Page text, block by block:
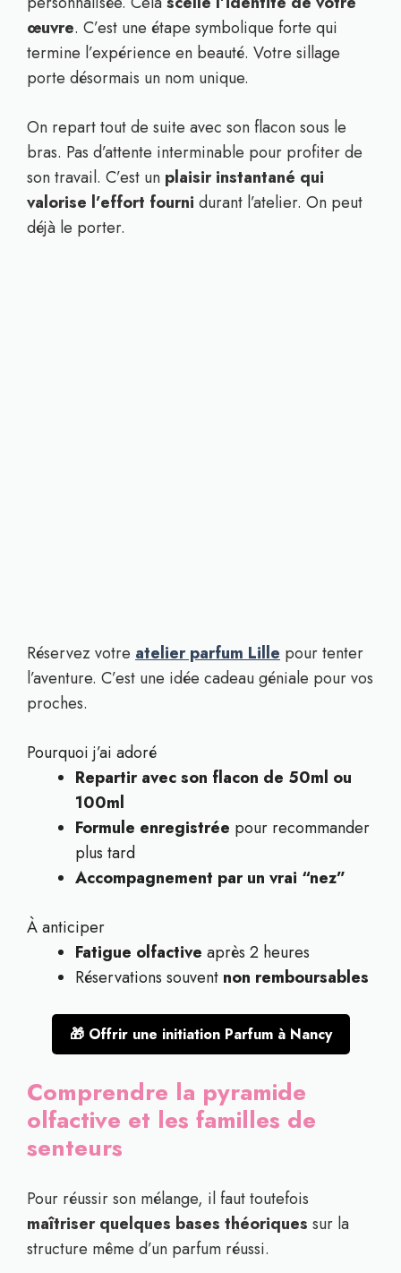
œuvre. C’est une étape symbolique forte qui
termine l’expérience en beauté. Votre sillage
porte désormais un nom unique.
On repart tout de suite avec son flacon sous le
bras. Pas d’attente interminable pour profiter de
son travail. C’est un plaisir instantané qui
valorise l’effort fourni durant l’atelier. On peut
déjà le porter.
Réservez votre atelier parfum Lille pour tenter
l’aventure. C’est une idée cadeau géniale pour vos
proches.
Pourquoi j’ai adoré
Repartir avec son flacon de 50ml ou
100ml
Formule enregistrée pour recommander
plus tard
Accompagnement par un vrai “nez”
À anticiper
Fatigue olfactive après 2 heures
Réservations souvent non remboursables
🎁 Offrir une initiation Parfum à Nancy
Comprendre la pyramide
olfactive et les familles de
senteurs
Pour réussir son mélange, il faut toutefois
maîtriser quelques bases théoriques sur la
structure même d’un parfum réussi.